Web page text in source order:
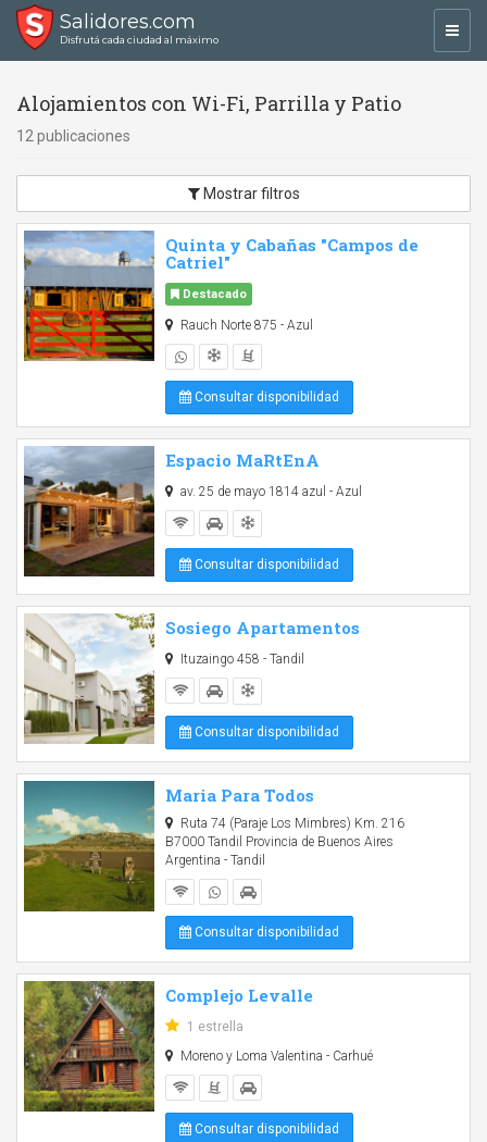
Salidores.com
Disfrutá cada ciudad al máximo
Alojamientos con Wi-Fi, Parrilla y Patio
12 publicaciones
Mostrar filtros
Quinta y Cabañas "Campos de
Catriel"
Destacado
Rauch Norte 875 - Azul
Consultar disponibilidad
Espacio MaRtEnA
av. 25 de mayo 1814 azul - Azul
Consultar disponibilidad
Sosiego Apartamentos
Ituzaingo 458 - Tandil
Consultar disponibilidad
Maria Para Todos
Ruta 74 (Paraje Los Mimbres) Km. 216
B7000 Tandil Provincia de Buenos Aires
Argentina - Tandil
Consultar disponibilidad
Complejo Levalle
1 estrella
Moreno y Loma Valentina - Carhué
Consultar disponibilidad